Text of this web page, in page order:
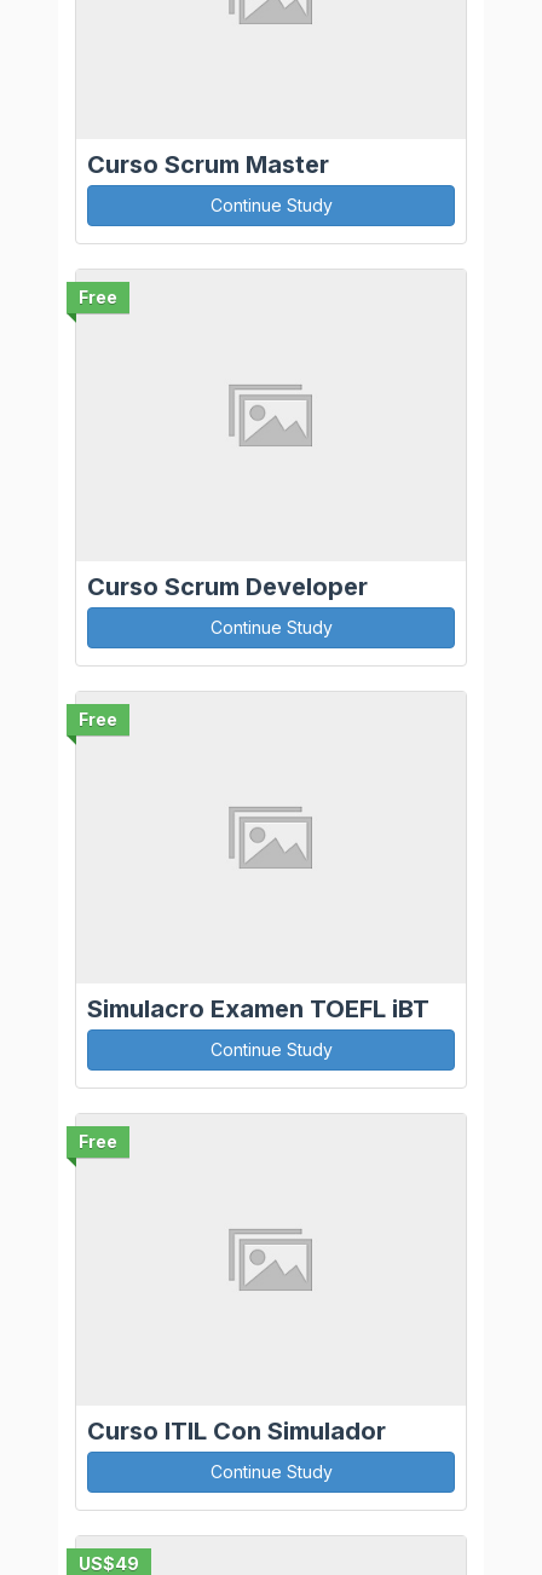
Curso Scrum Master
Continue Study
Free
Curso Scrum Developer
Continue Study
Free
Simulacro Examen TOEFL iBT
Continue Study
Free
Curso ITIL Con Simulador
Continue Study
US$49